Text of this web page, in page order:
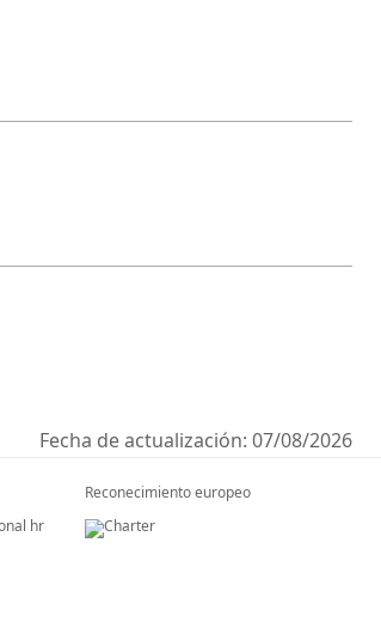
Fecha de actualización: 07/08/2026
Reconecimiento europeo